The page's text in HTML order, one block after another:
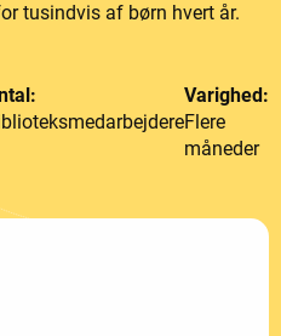
tusindvis af børn hvert år.
Varighed:
Flere
måneder